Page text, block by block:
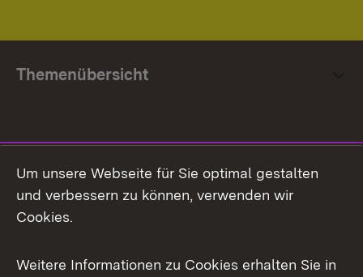
Themenübersicht
Facebook
X / Twitter
Um unsere Webseite für Sie optimal gestalten
und verbessern zu können, verwenden wir
Cookies.
Weitere Informationen zu Cookies erhalten Sie in